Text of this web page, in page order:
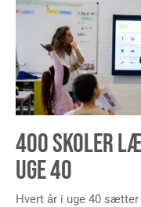
400 SKOLER
UGE 40
Hvert år i uge 40